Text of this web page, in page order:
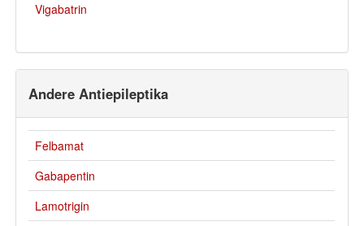
Vigabatrin
Andere Antiepileptika
Felbamat
Gabapentin
Lamotrigin